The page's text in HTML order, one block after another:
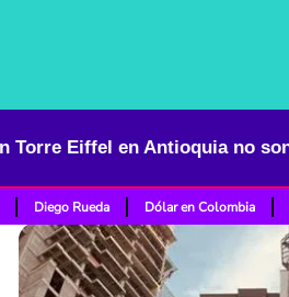
Diego Rueda Dólar en Colombia